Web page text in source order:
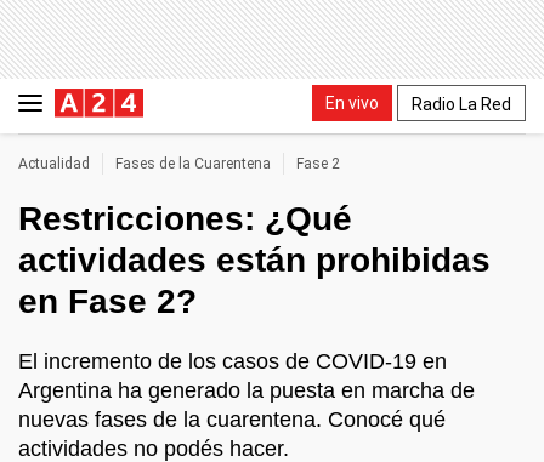
En vivo Radio La Red
Actualidad Fases de la Cuarentena Fase 2
Restricciones: ¿Qué
actividades están prohibidas
en Fase 2?
El incremento de los casos de COVID-19 en
Argentina ha generado la puesta en marcha de
nuevas fases de la cuarentena. Conocé qué
actividades no podés hacer.